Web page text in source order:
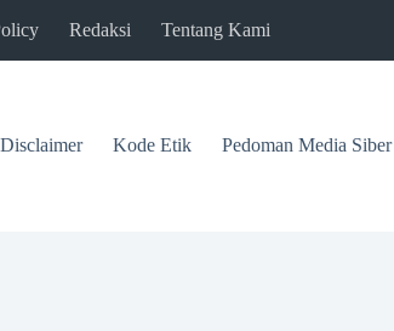
Redaksi Tentang Kami
Disclaimer Kode Etik Pedoman Media Siber